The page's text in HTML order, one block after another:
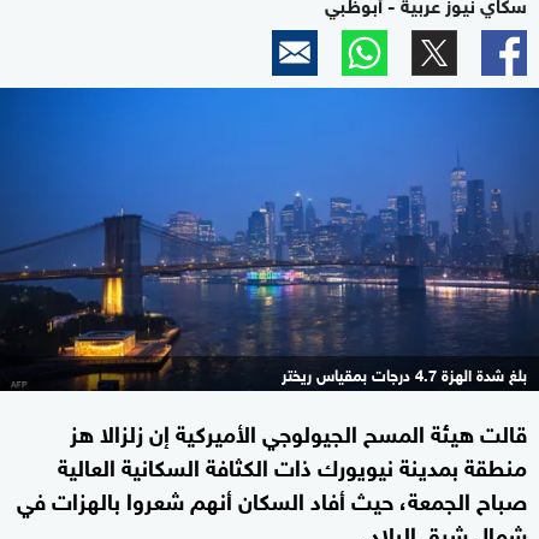
بلغ شدة الهزة 4.7 درجات بمقياس ريختر
قالت هيئة المسح الجيولوجي الأميركية إن زلزالا هز
منطقة بمدينة نيويورك ذات الكثافة السكانية العالية
صباح الجمعة، حيث أفاد السكان أنهم شعروا بالهزات في